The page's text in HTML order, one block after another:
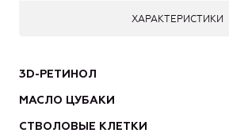
ХАРАКТЕРИСТИКИ
3D-РЕТИНОЛ
МАСЛО ЦУБАКИ
СТВОЛОВЫЕ КЛЕТКИ